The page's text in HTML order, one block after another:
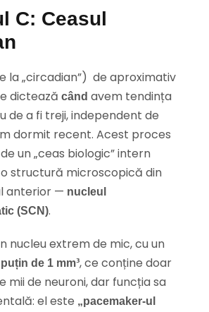
C: Ceasul
la „circadian”) de aproximativ
dictează când avem tendința
de a fi treji, independent de
dormit recent. Acest proces
un „ceas biologic” intern
structură microscopică din
anterior — nucleul
(SCN).
nucleu extrem de mic, cu un
de 1 mm³, ce conține doar
mii de neuroni, dar funcția sa
el este „pacemaker-ul